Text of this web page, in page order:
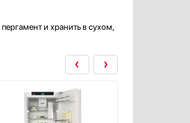
и хранить в сухом,